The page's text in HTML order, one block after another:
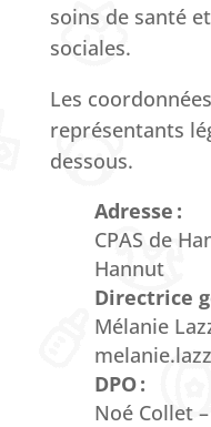
soins de santé
sociales.
Les
représentants
dessous.
Adresse :
CPAS de
Hannut
Directrice
Mélanie
DPO :
Noé Collet